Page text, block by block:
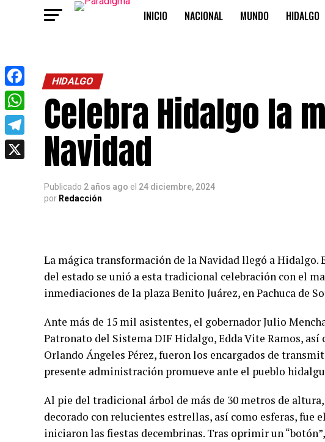
INICIO NACIONAL MUNDO HIDALGO
HIDALGO
Celebra Hidalgo la
Navidad
Publicado 2 años ago el 24 diciembre, 2024
por Redacción
La mágica transformación de la Navidad llegó a Hidalgo.
del estado se unió a esta tradicional celebración con el
inmediaciones de la plaza Benito Juárez, en Pachuca de
Ante más de 15 mil asistentes, el gobernador Julio
Patronato del Sistema DIF Hidalgo, Edda Vite Ramos,
Orlando Ángeles Pérez, fueron los encargados de
presente administración promueve ante el pueblo
Al pie del tradicional árbol de más de 30 metros de
decorado con relucientes estrellas, así como esferas, fue
iniciaron las fiestas decembrinas. Tras oprimir un
Facebook
WhatsApp
Telegram